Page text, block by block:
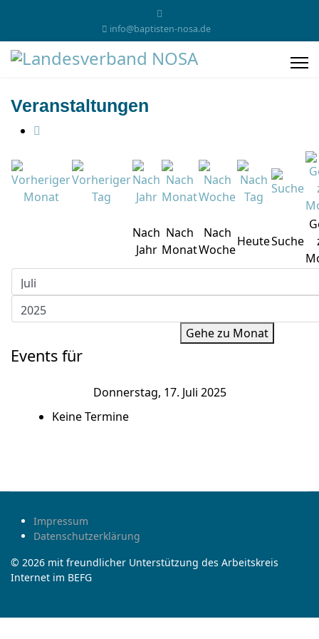
info@baptisten-nosa.de
Veranstaltungen
Nach
Jahr
Nach
Monat
Nach
Woche
HeuteSuche
Gehe zu Monat
Events für
Donnerstag, 17. Juli 2025
Keine Termine
Impressum
Datenschutzerklärung
© 2026 mit freundlicher Unterstützung des Arbeitskreis
Internet im BEFG